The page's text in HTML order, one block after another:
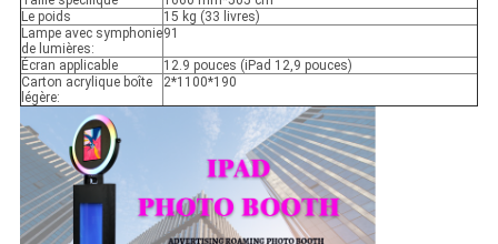
Le poids
15 kg (33 livres)
Lampe avec symphonie
de lumières:
91
Écran applicable
12.9 pouces (iPad 12,9 pouces)
Carton acrylique boîte
légère:
2*1100*190